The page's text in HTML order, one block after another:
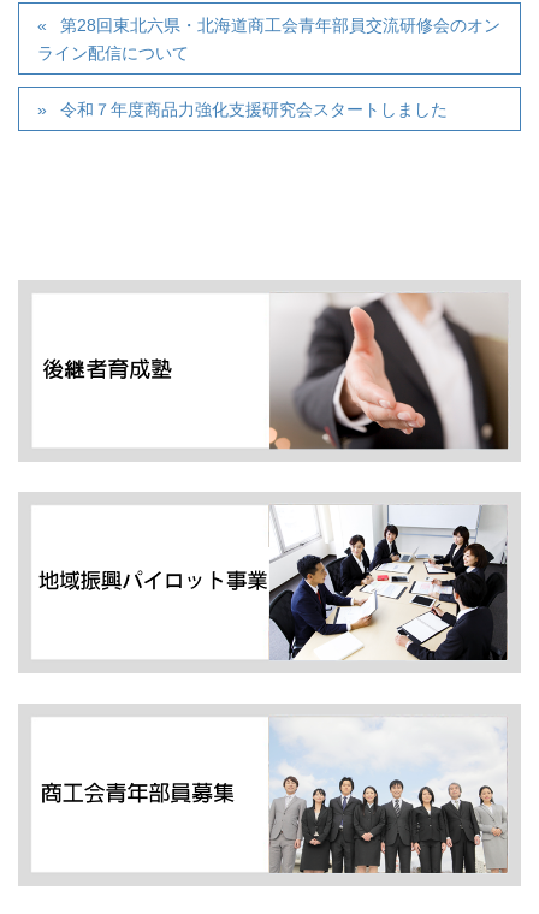
第28回東北六県・北海道商工会青年部員交流研修会のオン
ライン配信について
令和７年度商品力強化支援研究会スタートしました